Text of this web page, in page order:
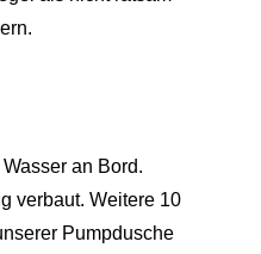
an Bord.
verbaut. Weitere 10
Pumpdusche